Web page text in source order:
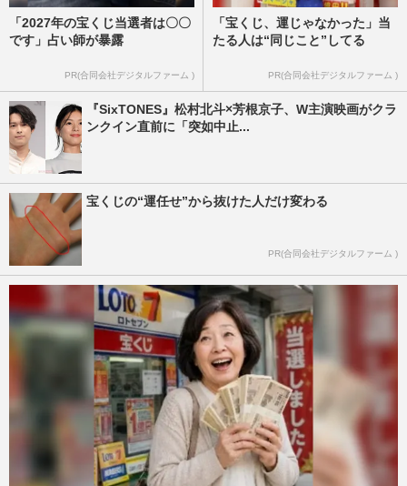
「2027年の宝くじ当選者は〇〇
です」占い師が暴露
PR(合同会社デジタルファーム )
「宝くじ、運じゃなかった」当
たる人は“同じこと”してる
PR(合同会社デジタルファーム )
『SixTONES』松村北斗×芳根京子、W主演映画がクラ
ンクイン直前に「突如中止...
宝くじの“運任せ”から抜けた人だけ変わる
PR(合同会社デジタルファーム )